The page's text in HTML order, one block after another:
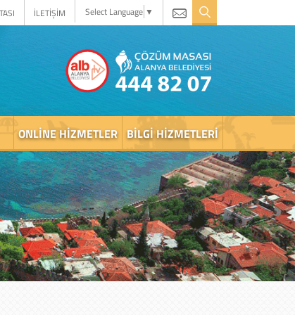
İLETİŞİM Select Language ▼
ONLINE HIZMETLER BILGI HIZMETLERI